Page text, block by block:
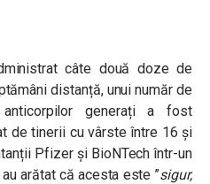
câte două doze de
distanță, unui număr de
generați a fost
de tinerii cu vârste între 16 și
Pfizer și BioNTech într-un
arătat că acesta este ”sigur,